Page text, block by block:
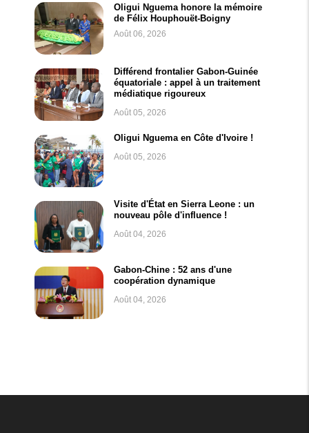
Oligui Nguema honore la mémoire
de Félix Houphouët-Boigny
Août 06, 2026
Différend frontalier Gabon-Guinée
équatoriale : appel à un traitement
médiatique rigoureux
Août 05, 2026
Oligui Nguema en Côte d'Ivoire !
Août 05, 2026
Visite d'État en Sierra Leone : un
nouveau pôle d'influence !
Août 04, 2026
Gabon-Chine : 52 ans d'une
coopération dynamique
Août 04, 2026